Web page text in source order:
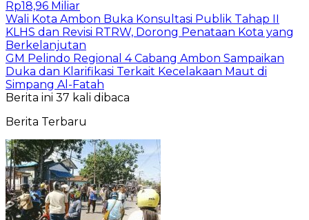
Rp18,96 Miliar
Wali Kota Ambon Buka Konsultasi Publik Tahap II
KLHS dan Revisi RTRW, Dorong Penataan Kota yang
Berkelanjutan
GM Pelindo Regional 4 Cabang Ambon Sampaikan
Duka dan Klarifikasi Terkait Kecelakaan Maut di
Simpang Al-Fatah
Berita ini 37 kali dibaca
Berita Terbaru